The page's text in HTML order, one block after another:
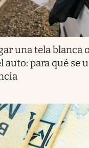
una tela blanca
auto: para qué se